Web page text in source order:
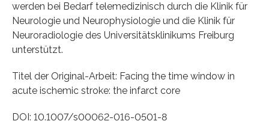
werden bei Bedarf telemedizinisch durch die Klinik für
Neurologie und Neurophysiologie und die Klinik für
Neuroradiologie des Universitätsklinikums Freiburg
unterstützt.
Titel der Original-Arbeit: Facing the time window in
acute ischemic stroke: the infarct core
DOI: 10.1007/s00062-016-0501-8